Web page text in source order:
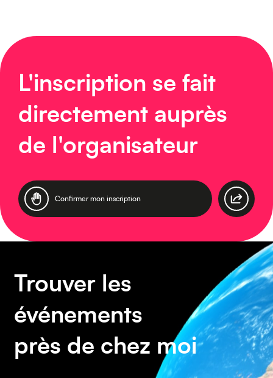
L'inscription se fait
directement auprès
de l'organisateur
Confirmer mon inscription
Trouver les
événements
près de chez moi
Caraïbes
Europe
Moyen-Orient